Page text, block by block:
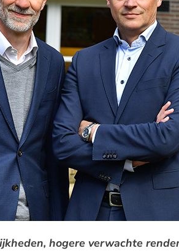
hogere verwachte